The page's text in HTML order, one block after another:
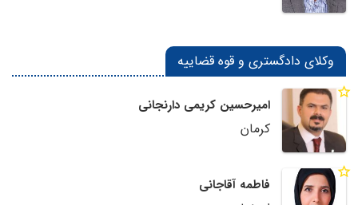
وکلای دادگستری و قوه قضاییه
امیرحسین کریمی دارنجانی
کرمان
فاطمه آقاجانی